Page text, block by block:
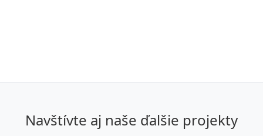
Navštívte aj naše ďalšie projekty